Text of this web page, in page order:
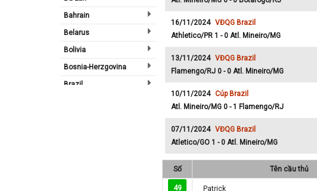
Bahrain
Belarus
Bolivia
Bosnia-Herzgovina
Brazil
16/11/2024 VĐQG Brazil
Athletico/PR 1 - 0 Atl. Mineiro/MG
13/11/2024 VĐQG Brazil
Flamengo/RJ 0 - 0 Atl. Mineiro/MG
10/11/2024 Cúp Brazil
Atl. Mineiro/MG 0 - 1 Flamengo/RJ
07/11/2024 VĐQG Brazil
Atletico/GO 1 - 0 Atl. Mineiro/MG
Số Tên cầu thủ
49 Patrick